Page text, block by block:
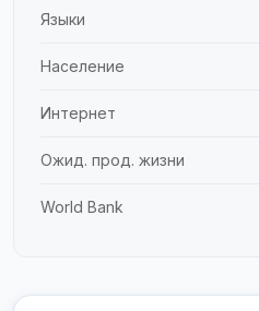
Языки
Население
Интернет
Ожид. прод. жизни
World Bank